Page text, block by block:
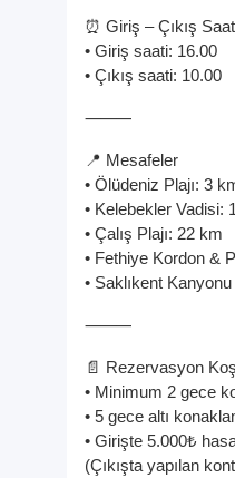
⏰ Giriş – Çıkış
• Giriş saati: 16.00
• Çıkış saati: 10.00
⸻
📍 Mesafeler
• Ölüdeniz Plajı: 3
• Kelebekler Vadisi:
• Çalış Plajı: 22 km
• Fethiye Kordon &
• Saklıkent
⸻
📄 Rezervasyon
• Minimum 2 gece
• 5 gece altı
• Girişte 5.000₺
(Çıkışta yapılan